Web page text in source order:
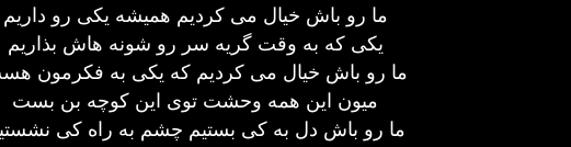
ما رو باش خیال می کردیم همیشه یکی رو داریم
یکی که به وقت گریه سر رو شونه هاش بذاریم
ما رو باش خیال می کردیم که یکی به فکرمون
میون این همه وحشت توی این کوچه بن بست
ما رو باش دل به کی بستیم چشم به راه کی